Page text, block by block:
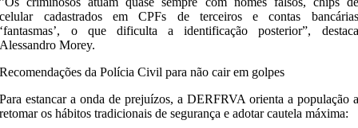
celular cadastrados em CPFs de terceiros e contas bancárias
‘fantasmas’, o que dificulta a identificação posterior”, destaca
Alessandro Morey.
​Recomendações da Polícia Civil para não cair em golpes
​Para estancar a onda de prejuízos, a DERFRVA orienta a população a
retomar os hábitos tradicionais de segurança e adotar cautela máxima: